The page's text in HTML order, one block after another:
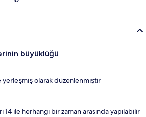
büyüklüğü
yerleşmiş olarak düzenlenmiştir
14 ile herhangi bir zaman arasında yapılabilir